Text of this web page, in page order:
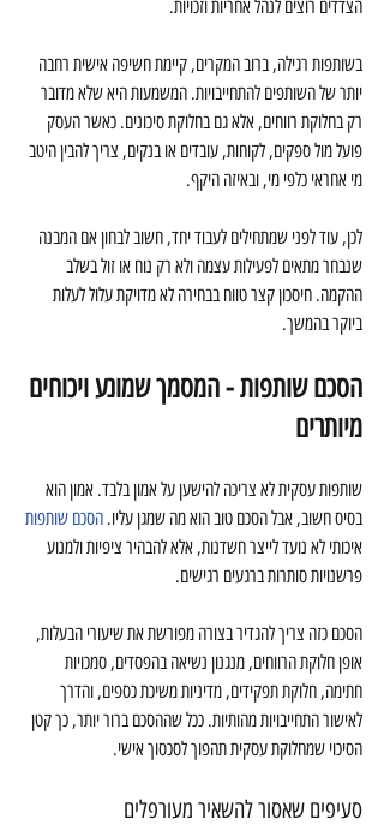
הצדדים רוצים לנהל אחריות וזכויות.
בשותפות רגילה, ברוב המקרים, קיימת חשיפה אישית רחבה
יותר של השותפים להתחייבויות. המשמעות היא שלא מדובר
רק בחלוקת רווחים, אלא גם בחלוקת סיכונים. כאשר העסק
פועל מול ספקים, לקוחות, עובדים או בנקים, צריך להבין היטב
מי אחראי כלפי מי, ובאיזה היקף.
לכן, עוד לפני שמתחילים לעבוד יחד, חשוב לבחון אם המבנה
שנבחר מתאים לפעילות עצמה ולא רק נוח או זול בשלב
ההקמה. חיסכון קצר טווח בבחירה לא מדויקת עלול לעלות
ביוקר בהמשך.
הסכם שותפות - המסמך שמונע ויכוחים
מיותרים
שותפות עסקית לא צריכה להישען על אמון בלבד. אמון הוא
בסיס חשוב, אבל הסכם טוב הוא מה שמגן עליו. הסכם שותפות
איכותי לא נועד לייצר חשדנות, אלא להבהיר ציפיות ולמנוע
פרשנויות סותרות ברגעים רגישים.
הסכם כזה צריך להגדיר בצורה מפורשת את שיעורי הבעלות,
אופן חלוקת הרווחים, מנגנון נשיאה בהפסדים, סמכויות
חתימה, חלוקת תפקידים, מדיניות משיכת כספים, והדרך
לאישור התחייבויות מהותיות. ככל שההסכם ברור יותר, כך קטן
הסיכוי שמחלוקת עסקית תהפוך לסכסוך אישי.
סעיפים שאסור להשאיר מעורפלים